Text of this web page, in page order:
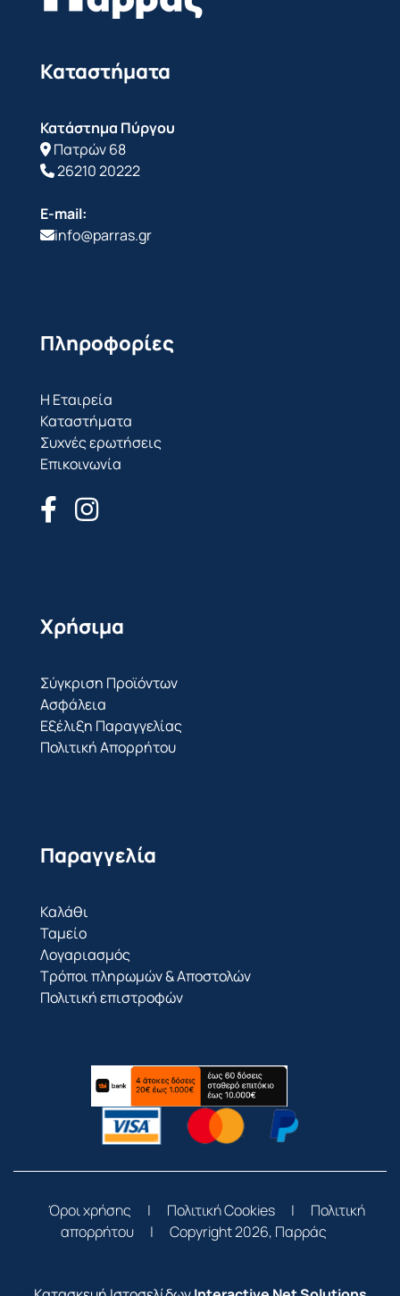
Καταστήματα
Κατάστημα Πύργου
Πατρών 68
26210 20222
E-mail:
info@parras.gr
Πληροφορίες
Η Εταιρεία
Καταστήματα
Συχνές ερωτήσεις
Επικοινωνία
Χρήσιμα
Σύγκριση Προϊόντων
Ασφάλεια
Εξέλιξη Παραγγελίας
Πολιτική Απορρήτου
Παραγγελία
Καλάθι
Ταμείο
Λογαριασμός
Τρόποι πληρωμών & Αποστολών
Πολιτική επιστροφών
Όροι χρήσης | Πολιτική Cookies |
Πολιτική
απορρήτου
| Copyright 2026, Παρράς